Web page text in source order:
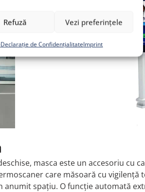
Refuză Vezi preferințele
Declarație de ConfidențialitateImprint
masca este un accesoriu cu
care măsoară cu
spațiu. O funcție automată